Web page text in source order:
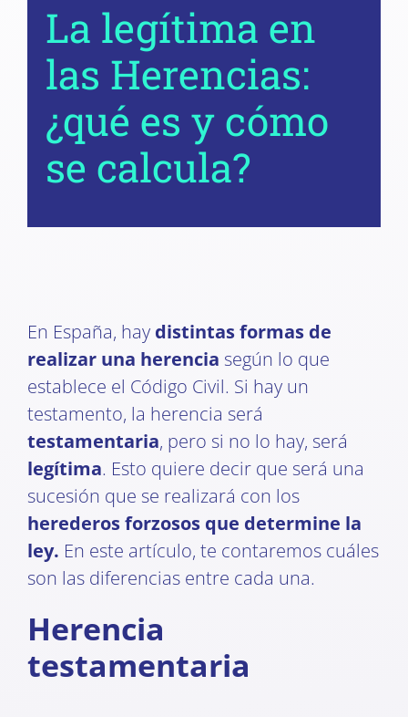
La legítima en
las Herencias:
¿qué es y cómo
se calcula?
En España, hay distintas formas de
realizar una herencia según lo que
establece el Código Civil. Si hay un
testamento, la herencia será
testamentaria, pero si no lo hay, será
legítima. Esto quiere decir que será una
sucesión que se realizará con los
herederos forzosos que determine la
ley. En este artículo, te contaremos cuáles
son las diferencias entre cada una.
Herencia
testamentaria